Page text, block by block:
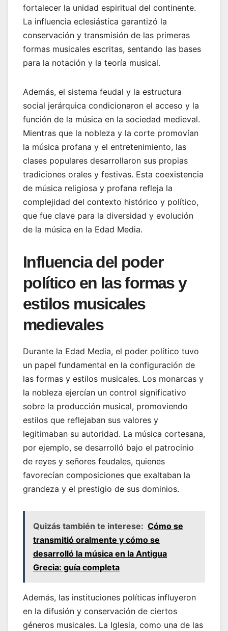
fortalecer la unidad espiritual del continente.
La influencia eclesiástica garantizó la
conservación y transmisión de las primeras
formas musicales escritas, sentando las bases
para la notación y la teoría musical.
Además, el sistema feudal y la estructura
social jerárquica condicionaron el acceso y la
función de la música en la sociedad medieval.
Mientras que la nobleza y la corte promovían
la música profana y el entretenimiento, las
clases populares desarrollaron sus propias
tradiciones orales y festivas. Esta coexistencia
de música religiosa y profana refleja la
complejidad del contexto histórico y político,
que fue clave para la diversidad y evolución
de la música en la Edad Media.
Influencia del poder
político en las formas y
estilos musicales
medievales
Durante la Edad Media, el poder político tuvo
un papel fundamental en la configuración de
las formas y estilos musicales. Los monarcas y
la nobleza ejercían un control significativo
sobre la producción musical, promoviendo
estilos que reflejaban sus valores y
legitimaban su autoridad. La música cortesana,
por ejemplo, se desarrolló bajo el patrocinio
de reyes y señores feudales, quienes
favorecían composiciones que exaltaban la
grandeza y el prestigio de sus dominios.
Quizás también te interese: Cómo se
transmitió oralmente y cómo se
desarrolló la música en la Antigua
Grecia: guía completa
Además, las instituciones políticas influyeron
en la difusión y conservación de ciertos
géneros musicales. La Iglesia, como una de las